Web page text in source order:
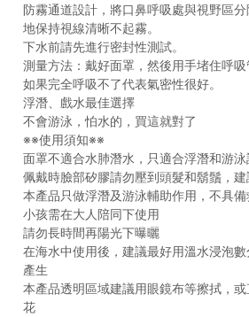
防霧通道設計，將口鼻呼吸處與視野區
地保持視線清晰不起霧。
下水前請先進行密封性測試。
測量方法：戴好面罩，然後用手堵住呼吸
如果完全呼吸不了代表氣密性很好。
浮潛、戲水最佳選擇
不會游泳，怕水的，買這就對了
※※使用須知※※
面罩不適合水肺潛水，只適合浮潛和游泳
佩戴時臉部矽膠請勿壓到頭髮和鬍鬚，
本產品只做浮潛及游泳輔助作用，不具備
小孩需在大人陪同下使用
請勿長時間再陽光下曝曬
在海水中使用後，建議最好用溫水浸泡
產生
本產品透明區域建議用眼鏡布等擦拭，
花